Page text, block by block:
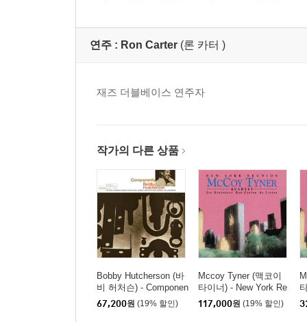
연주 : Ron Carter (론 카터 )
재즈 더블베이스 연주자
작가의 다른 상품
Bobby Hutcherson (바
비 허처슨) - Componen
ts [LP]
67,200원 (19% 할인)
Mccoy Tyner (맥코이
타이너) - New York Re
union [핑크 컬러 2LP]
117,000원 (19% 할인)